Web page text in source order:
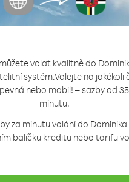
volat kvalitně do
systém.Volejte na jakékoli
nebo mobil! – sazby od
minutu.
za minutu volání do Dominika
balíčku kreditu nebo tarifu